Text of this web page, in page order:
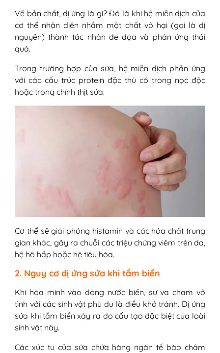
Về bản chất, dị ứng là gì? Đó là khi hệ miễn dịch của
cơ thể nhận diện nhầm một chất vô hại (gọi là dị
nguyên) thành tác nhân đe dọa và phản ứng thái
quá.
Trong trường hợp của sứa, hệ miễn dịch phản ứng
với các cấu trúc protein đặc thù có trong nọc độc
hoặc trong chính thịt sứa.
Cơ thể sẽ giải phóng histamin và các hóa chất trung
gian khác, gây ra chuỗi các triệu chứng viêm trên da,
hệ hô hấp hoặc hệ tiêu hóa.
2. Nguy cơ dị ứng sứa khi tắm biển
Khi hòa mình vào dòng nước biển, sự va chạm vô
tình với các sinh vật phù du là điều khó tránh. Dị ứng
sứa khi tắm biển xảy ra do cấu tạo đặc biệt của loài
sinh vật này.
Các xúc tu của sứa chứa hàng ngàn tế bào châm